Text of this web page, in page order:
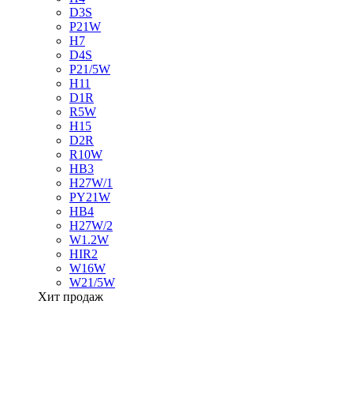
D3S
P21W
H7
D4S
P21/5W
H11
D1R
R5W
H15
D2R
R10W
HB3
H27W/1
PY21W
HB4
H27W/2
W1.2W
HIR2
W16W
W21/5W
Хит продаж